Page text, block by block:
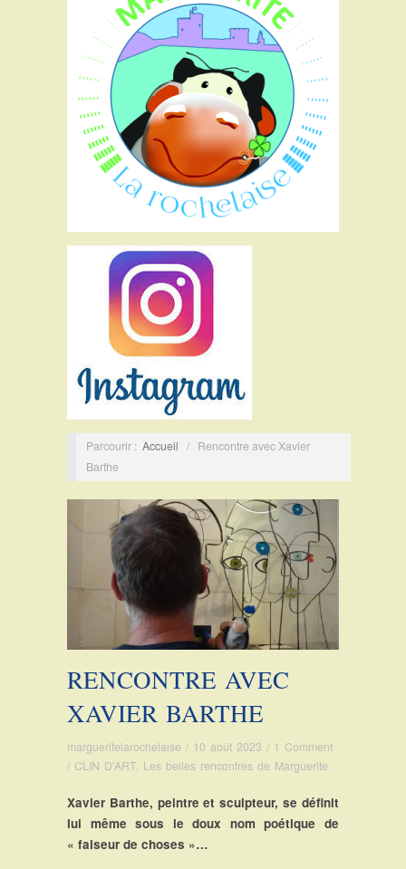
Parcourir : Accueil / Rencontre avec Xavier
Barthe
RENCONTRE AVEC
XAVIER BARTHE
margueritelarochelaise / 10 août 2023 / 1 Comment
/ CLIN D'ART, Les belles rencontres de Marguerite
Xavier Barthe, peintre et sculpteur, se définit
lui même sous le doux nom poétique de
« faiseur de choses »…